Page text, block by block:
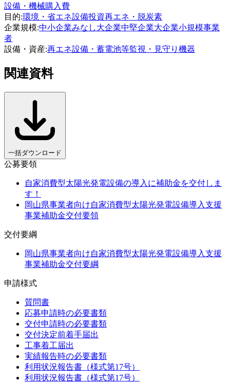
設備・機械購入費
目的:環境・省エネ設備投資再エネ・脱炭素
企業規模:中小企業みなし大企業中堅企業大企業小規模事業
者
設備・資産:再エネ設備・蓄電池等監視・見守り機器
関連資料
一括ダウンロード
公募要領
自家消費型太陽光発電設備の導入に補助金を交付しま
す！
岡山県事業者向け自家消費型太陽光発電設備導入支援
事業補助金交付要領
交付要綱
岡山県事業者向け自家消費型太陽光発電設備導入支援
事業補助金交付要綱
申請様式
質問書
応募申請時の必要書類
交付申請時の必要書類
交付決定前着手届出
工事着工届出
実績報告時の必要書類
利用状況報告書（様式第17号）
利用状況報告書（様式第17号）